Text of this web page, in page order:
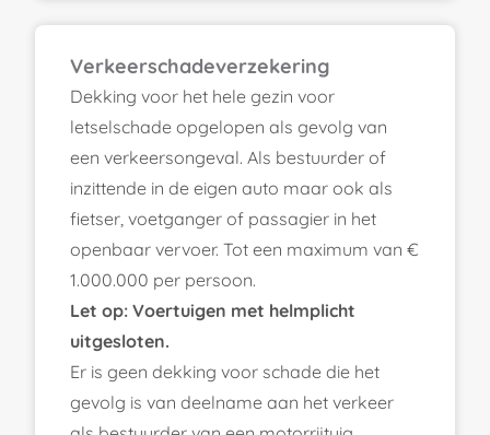
Verkeerschadeverzekering
Dekking voor het hele gezin voor
letselschade opgelopen als gevolg van
een verkeersongeval. Als bestuurder of
inzittende in de eigen auto maar ook als
fietser, voetganger of passagier in het
openbaar vervoer. Tot een maximum van €
1.000.000 per persoon.
Let op: Voertuigen met helmplicht
uitgesloten.
Er is geen dekking voor schade die het
gevolg is van deelname aan het verkeer